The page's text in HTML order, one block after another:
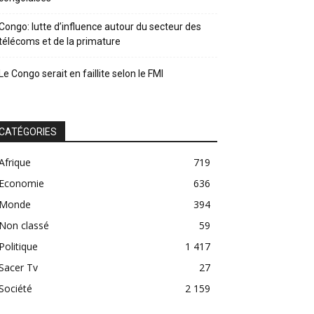
lutte d’influence autour du secteur des
et de la primature
Congo serait en faillite selon le FMI
719
636
394
classé
59
1 417
Tv
27
2 159